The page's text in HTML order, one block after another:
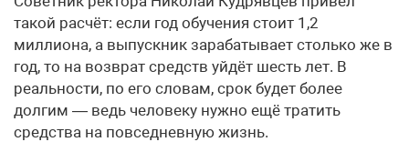
такой расчёт: если год обучения стоит 1,2
миллиона, а выпускник зарабатывает столько же в
год, то на возврат средств уйдёт шесть лет. В
реальности, по его словам, срок будет более
долгим — ведь человеку нужно ещё тратить
средства на повседневную жизнь.